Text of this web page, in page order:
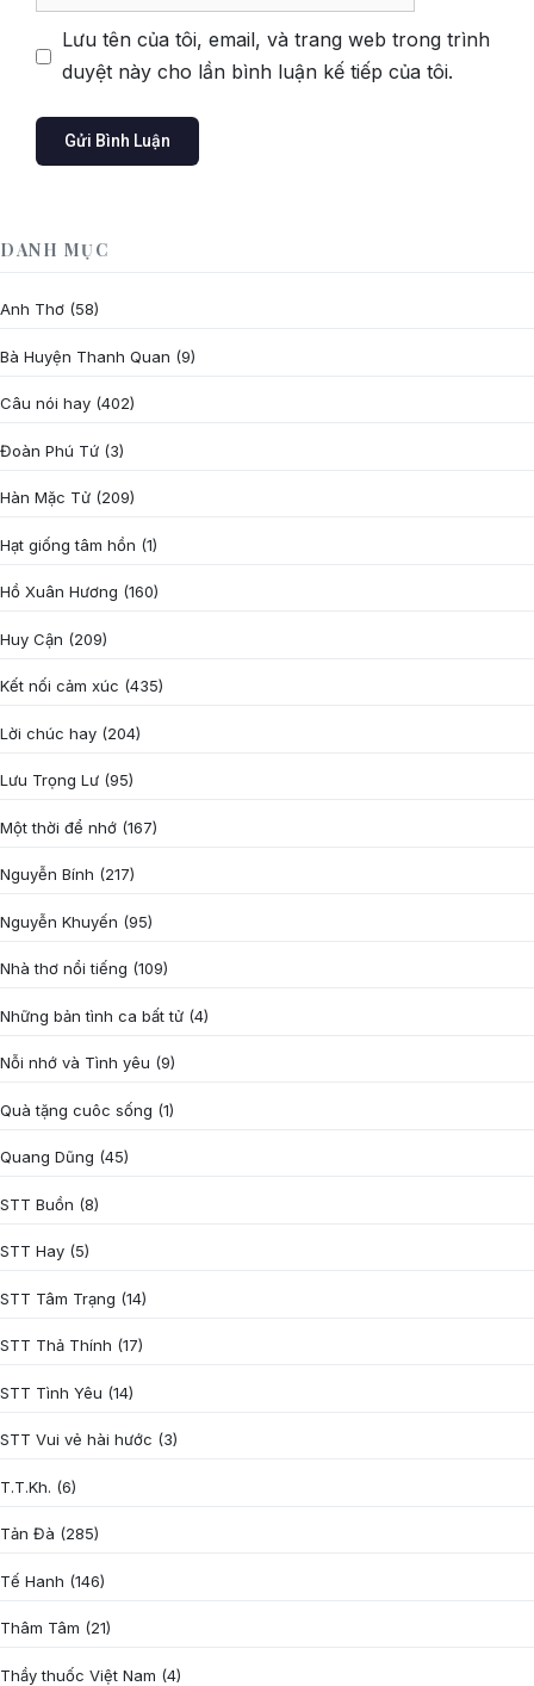
Lưu tên của tôi, email, và trang web trong trình
duyệt này cho lần bình luận kế tiếp của tôi.
DANH MỤC
Anh Thơ (58)
Bà Huyện Thanh Quan (9)
Câu nói hay (402)
Đoàn Phú Tứ (3)
Hàn Mặc Tử (209)
Hạt giống tâm hồn (1)
Hồ Xuân Hương (160)
Huy Cận (209)
Kết nối cảm xúc (435)
Lời chúc hay (204)
Lưu Trọng Lư (95)
Một thời để nhớ (167)
Nguyễn Bính (217)
Nguyễn Khuyến (95)
Nhà thơ nổi tiếng (109)
Những bản tình ca bất tử (4)
Nỗi nhớ và Tình yêu (9)
Quà tặng cuôc sống (1)
Quang Dũng (45)
STT Buồn (8)
STT Hay (5)
STT Tâm Trạng (14)
STT Thả Thính (17)
STT Tình Yêu (14)
STT Vui vẻ hài hước (3)
T.T.Kh. (6)
Tản Đà (285)
Tế Hanh (146)
Thâm Tâm (21)
Thầy thuốc Việt Nam (4)